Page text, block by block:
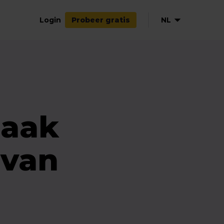
Login Probeer gratis NL